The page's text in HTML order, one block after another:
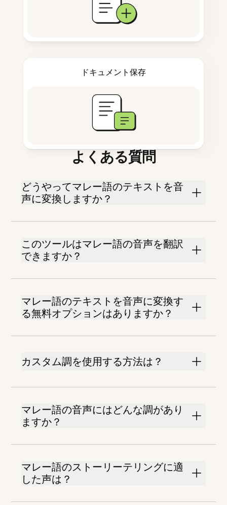
ドキュメント保存
よくある質問
どうやってマレー語のテキストを音
声に変換しますか？
このツールはマレー語の音声を翻訳
できますか？
マレー語のテキストを音声に変換す
る無料オプションはありますか？
カスタム調を使用する方法は？
マレー語の音声にはどんな調があり
ますか？
マレー語のストーリーテリングに適
した声は？